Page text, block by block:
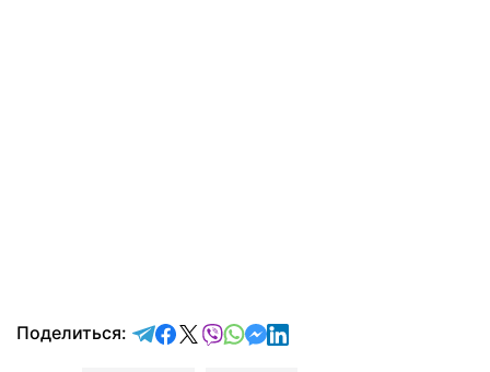
Поделиться: отправить в Telegram
поделиться в Facebook
поделиться в X
отправить в Viber
отправить в Whatsapp
отправить в Messenger
отправить в LinkedIn